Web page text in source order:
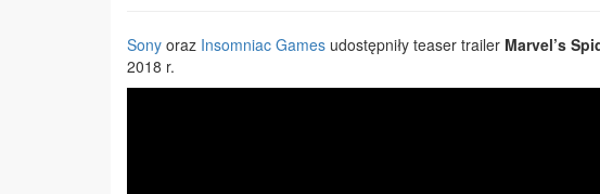
Sony oraz Insomniac Games udostępniły teaser trailer Marvel’s
2018 r.